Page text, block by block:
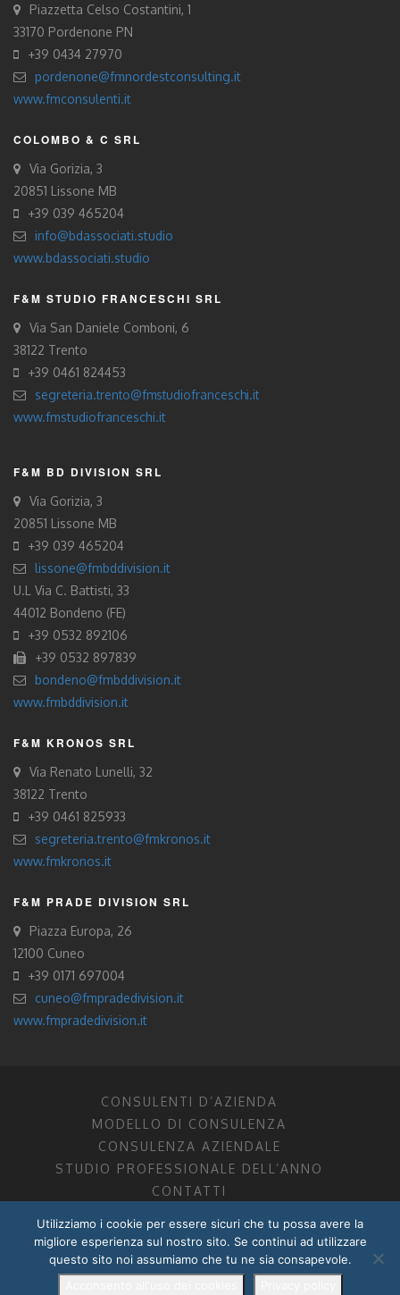
Piazzetta Celso Costantini, 1
33170 Pordenone PN
+39 0434 27970
pordenone@fmnordestconsulting.it
www.fmconsulenti.it
COLOMBO & C SRL
Via Gorizia, 3
20851 Lissone MB
+39 039 465204
info@bdassociati.studio
www.bdassociati.studio
F&M STUDIO FRANCESCHI SRL
Via San Daniele Comboni, 6
38122 Trento
+39 0461 824453
segreteria.trento@fmstudiofranceschi.it
www.fmstudiofranceschi.it
F&M BD DIVISION SRL
Via Gorizia, 3
20851 Lissone MB
+39 039 465204
lissone@fmbddivision.it
U.L Via C. Battisti, 33
44012 Bondeno (FE)
+39 0532 892106
+39 0532 897839
bondeno@fmbddivision.it
www.fmbddivision.it
F&M KRONOS SRL
Via Renato Lunelli, 32
38122 Trento
+39 0461 825933
segreteria.trento@fmkronos.it
www.fmkronos.it
F&M PRADE DIVISION SRL
Piazza Europa, 26
12100 Cuneo
+39 0171 697004
cuneo@fmpradedivision.it
www.fmpradedivision.it
CONSULENTI D’AZIENDA
MODELLO DI CONSULENZA
CONSULENZA AZIENDALE
STUDIO PROFESSIONALE DELL’ANNO
CONTATTI
FM CONSULENTI D’AZIENDA SOCIETÀ TRA PROFESSIONISTI
DOTTORI COMMERCIALISTI MANTOVA, PORDENONE, TRENTO
P.I. 01599280201
Utilizziamo i cookie per essere sicuri che tu possa avere la
migliore esperienza sul nostro sito. Se continui ad utilizzare
questo sito noi assumiamo che tu ne sia consapevole.